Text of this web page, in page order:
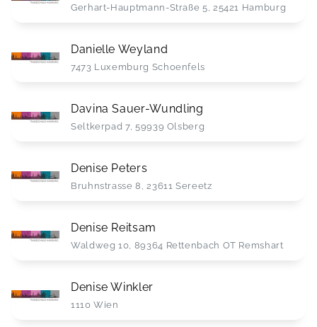
Gerhart-Hauptmann-Straße 5, 25421 Hamburg
Danielle Weyland
7473 Luxemburg Schoenfels
Davina Sauer-Wundling
Seltkerpad 7, 59939 Olsberg
Denise Peters
Bruhnstrasse 8, 23611 Sereetz
Denise Reitsam
Waldweg 10, 89364 Rettenbach OT Remshart
Denise Winkler
1110 Wien